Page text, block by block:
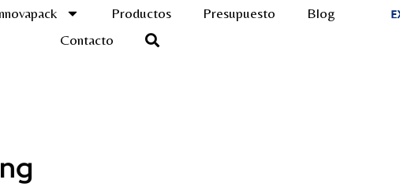
Productos Presupuesto
Blog
Contacto